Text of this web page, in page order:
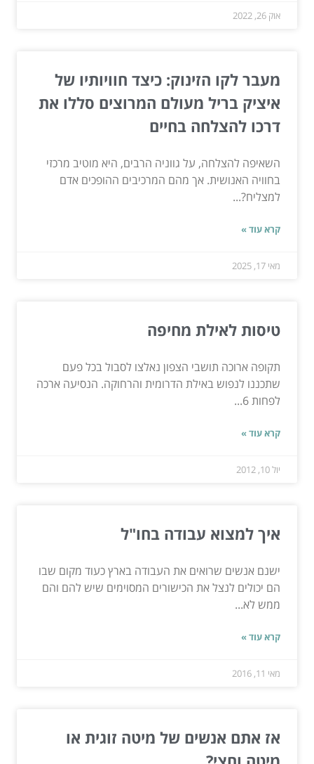
אוק 26, 2022
מעבר לקו הזינוק: כיצד חוויותיו של
איציק בריל מעולם המרוצים סללו את
דרכו להצלחה בחיים
השאיפה להצלחה, על גווניה הרבים, היא מוטיב מרכזי
בחוויה האנושית. אך מהם המרכיבים ההופכים אדם
למצליח?...
קרא עוד »
מאי 17, 2025
טיסות לאילת מחיפה
תקופה ארוכה תושבי הצפון נאלצו לסבול בכל פעם
שתכננו לנפוש באילת הדרומית והרחוקה. הנסיעה ארכה
לפחות 6...
קרא עוד »
יול 10, 2012
איך למצוא עבודה בחו"ל
ישנם אנשים שרואים את העבודה בארץ כעוד מקום שבו
הם יכולים לנצל את הכישורים המסוימים שיש להם והם
ממש לא...
קרא עוד »
מאי 11, 2016
אז אתם אנשים של מיטה זוגית או